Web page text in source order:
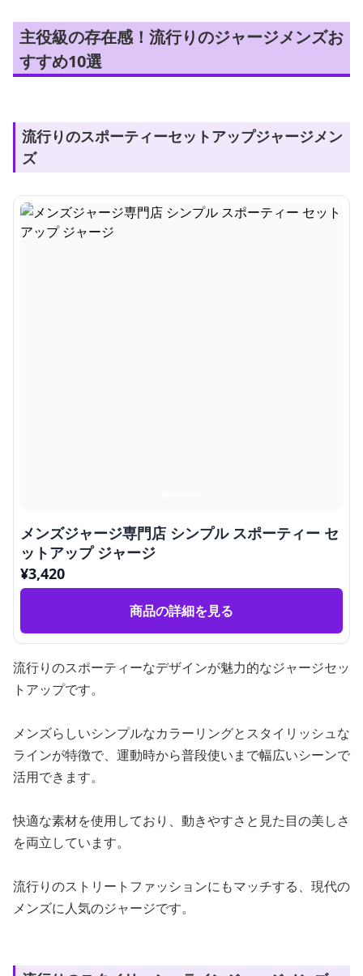
主役級の存在感！流行りのジャージメンズお
すすめ10選
流行りのスポーティーセットアップジャージメン
ズ
メンズジャージ専門店 シンプル スポーティー セ
ットアップ ジャージ
¥3,420
商品の詳細を見る
流行りのスポーティーなデザインが魅力的なジャージセッ
トアップです。
メンズらしいシンプルなカラーリングとスタイリッシュな
ラインが特徴で、運動時から普段使いまで幅広いシーンで
活用できます。
快適な素材を使用しており、動きやすさと見た目の美しさ
を両立しています。
流行りのストリートファッションにもマッチする、現代の
メンズに人気のジャージです。